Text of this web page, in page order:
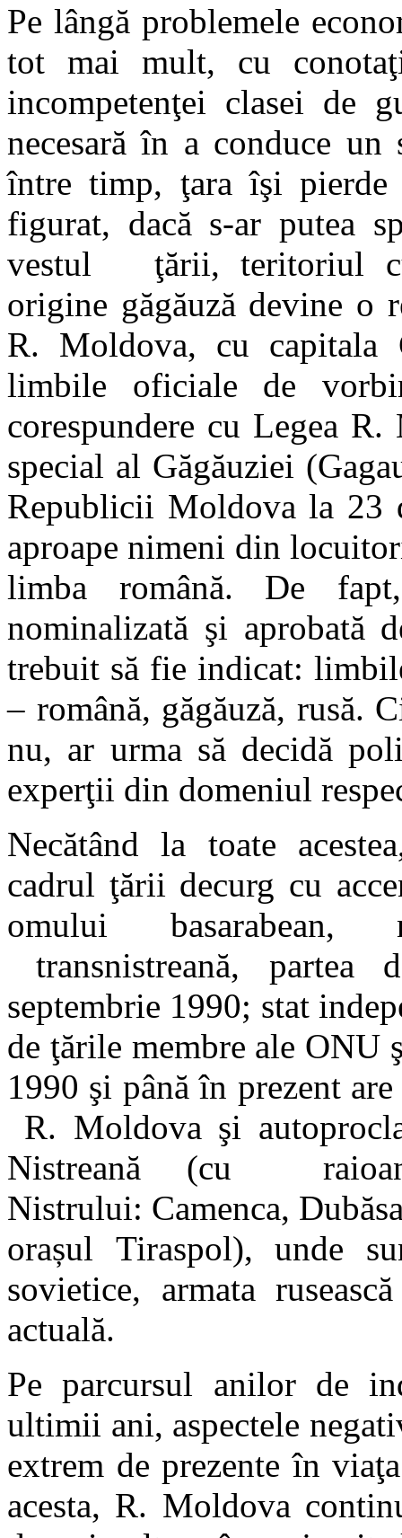
Pe lângă problemele
tot mai mult, cu
incompetenţei clasei de
necesară în a conduce
între timp, ţara îşi
figurat, dacă s-ar putea
vestul ţării, teritoriul cu
origine găgăuză devine o
R. Moldova, cu
limbile oficiale de
corespundere cu Legea
special al Găgăuziei
Republicii Moldova la 23
aproape nimeni din
limba română. De
nominalizată şi aprobată
trebuit să fie indicat:
– română, găgăuză, rusă.
nu, ar urma să decidă
experţii din domeniul
Necătând la toate
cadrul ţării decurg cu
omului basarabean,
transnistreană, partea
septembrie 1990; stat
de ţările membre ale
1990 şi până în prezent
R. Moldova şi
Nistreană (cu
Nistrului: Camenca,
orașul Tiraspol), unde
sovietice, armata
actuală.
Pe parcursul anilor de
ultimii ani, aspectele
extrem de prezente în
acesta, R. Moldova